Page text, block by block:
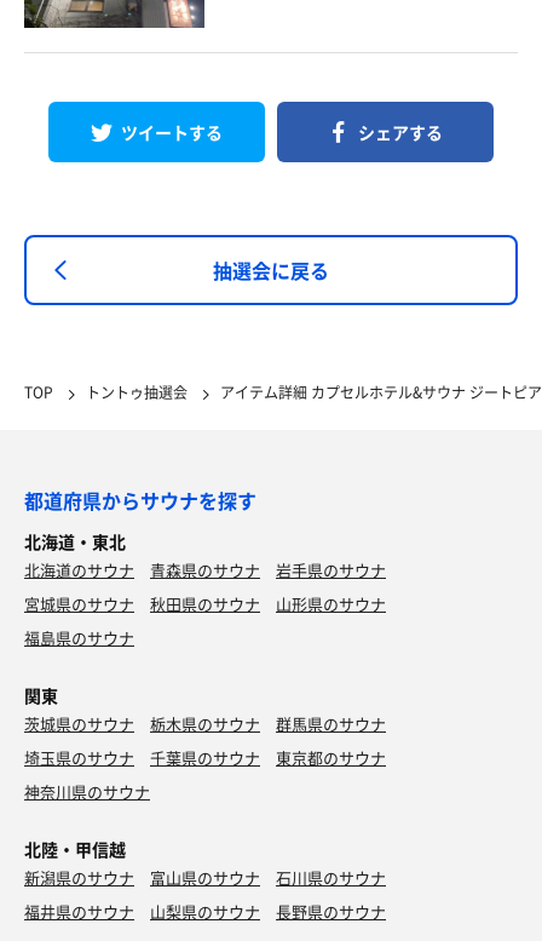
ツイートする シェアする
抽選会に戻る
TOP トントゥ抽選会 アイテム詳細 カプセルホテル&サウナ ジートピ
都道府県からサウナを探す
北海道・東北
北海道のサウナ 青森県のサウナ
岩手県のサウナ
宮城県のサウナ
秋田県のサウナ
山形県のサウナ
福島県のサウナ
関東
茨城県のサウナ 栃木県のサウナ
群馬県のサウナ
埼玉県のサウナ
千葉県のサウナ
東京都のサウナ
神奈川県のサウナ
北陸・甲信越
新潟県のサウナ 富山県のサウナ
石川県のサウナ
福井県のサウナ
山梨県のサウナ 長野県のサウナ